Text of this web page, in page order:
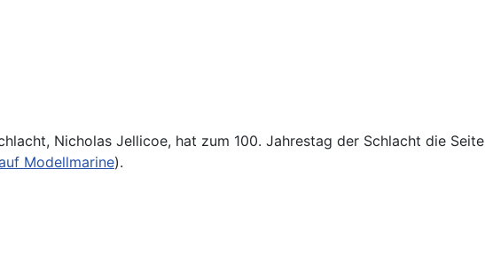
Nicholas Jellicoe, hat zum 100. Jahrestag der Schlacht die Seite
Modellmarine).